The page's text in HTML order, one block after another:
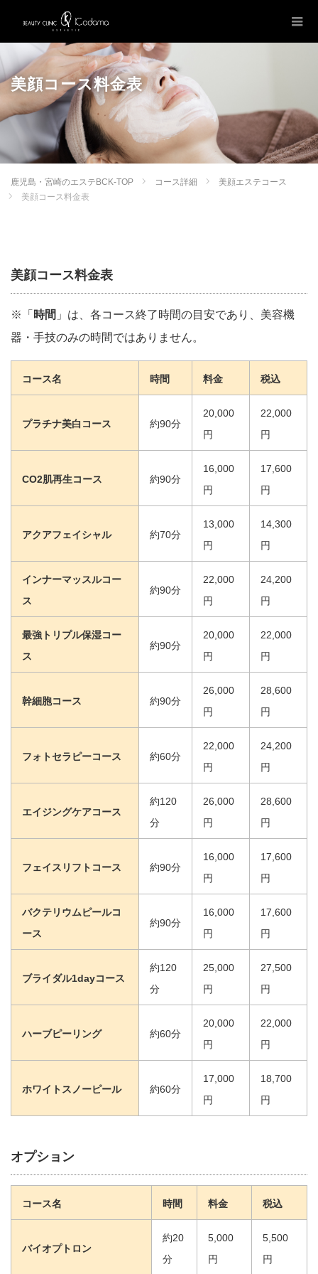
美顔コース料金表
鹿児島・宮崎のエステBCK-TOP コース詳細
美顔エステコース
美顔コース料金表
美顔コース料金表
※「 時間 」は、各コース終了時間の目安であり、美容機
器・手技のみの時間ではありません。
コース名 時間 料金 税込
プラチナ美白コース 約90分
20,000
円
22,000
円
CO2肌再生コース 約90分
16,000
円
17,600
円
アクアフェイシャル 約70分
13,000
円
14,300
円
インナーマッスルコー
ス
約90分
22,000
円
24,200
円
最強トリプル保湿コー
ス
約90分
20,000
円
22,000
円
幹細胞コース 約90分
26,000
円
28,600
円
フォトセラピーコース 約60分
22,000
円
24,200
円
エイジングケアコース
約120
分
26,000
円
28,600
円
フェイスリフトコース 約90分
16,000
円
17,600
円
バクテリウムピールコ
ース
約90分
16,000
円
17,600
円
ブライダル1dayコース
約120
分
25,000
円
27,500
円
ハーブピーリング 約60分
20,000
円
22,000
円
ホワイトスノーピール 約60分
17,000
円
18,700
円
オプション
コース名 時間 料金 税込
バイオプトロン
約20
分
5,000
円
5,500
円